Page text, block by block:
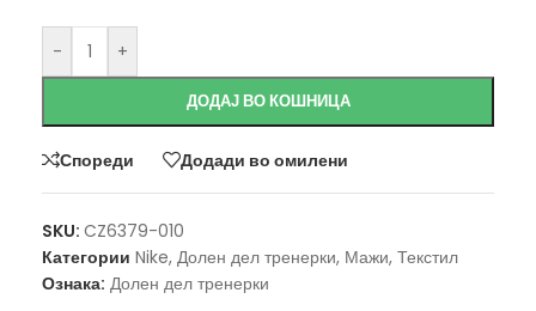
- +
ДОДАЈ ВО КОШНИЦА
Спореди Додади во омилени
SKU: CZ6379-010
Категории Nike, Долен дел тренерки, Мажи, Текстил
Ознака: Долен дел тренерки